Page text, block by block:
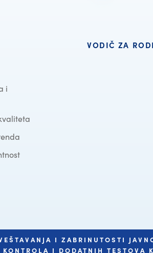
i
VODIČ ZA
I ZABRINUTOSTI
I DODATNIH TESTOVA